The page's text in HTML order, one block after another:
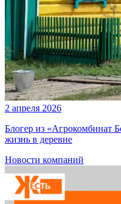
2 апреля 2026
Блогер из «Агрокомбинат
жизнь в деревне
Новости компаний